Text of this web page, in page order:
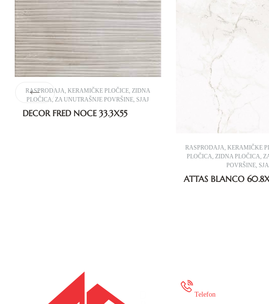
RASPRODAJA, KERAMIČKE PLOČICE, ZIDNA
PLOČICA,ZA UNUTRAŠNJE POVRŠINE, SJAJ
DECOR FRED NOCE 33.3X55
RASPRODAJA, KERAMIČKE
PLOČICA,ZIDNA PLOČICA,
POVRŠINE,
ATTAS BLANCO
Telefon